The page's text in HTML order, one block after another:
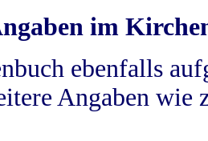
im
ebenfalls
Angaben wie